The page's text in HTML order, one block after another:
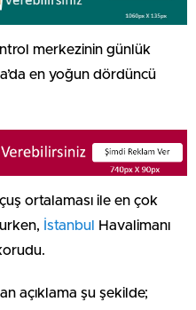
merkezinin günlük
en yoğun dördüncü
ortalaması ile en çok
İstanbul
Havalimanı
açıklama şu şekilde;